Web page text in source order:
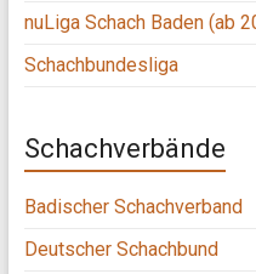
nuLiga Schach Baden (ab
Schachbundesliga
Schachverbände
Badischer Schachverband
Deutscher Schachbund